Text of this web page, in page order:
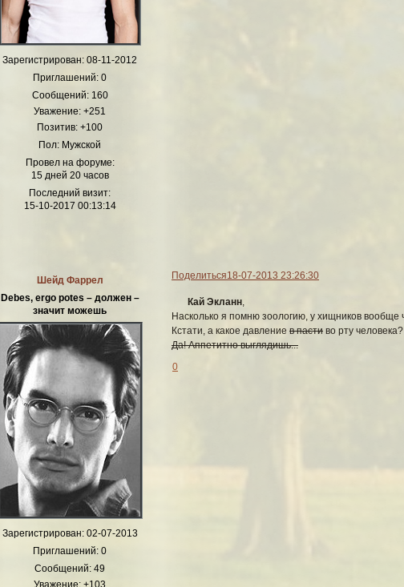
Зарегистрирован: 08-11-2012
Приглашений: 0
Сообщений:160
Уважение: +251
Позитив: +100
Пол: Мужской
Провел на форуме:
15 дней 20 часов
Последний визит:
15-10-2017 00:13:14
Поделиться18-07-2013 23:26:30
Шейд Фаррел
Debes, ergo potes – должен –
значит можешь
Зарегистрирован: 02-07-2013
Приглашений: 0
Сообщений: 49
Уважение: +103
Кай Экланн
Насколько я помню зоологию, у хищников вообще
Кстати, а какое давление в пасти во рту человека?
Да! Аппетитно выглядишь...
0